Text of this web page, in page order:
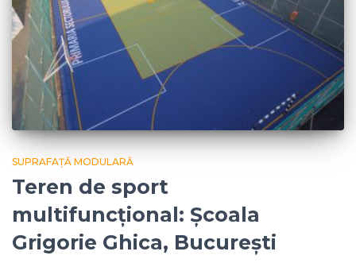
SUPRAFAȚĂ MODULARĂ
Teren de sport
multifuncțional: Școala
Grigorie Ghica, București